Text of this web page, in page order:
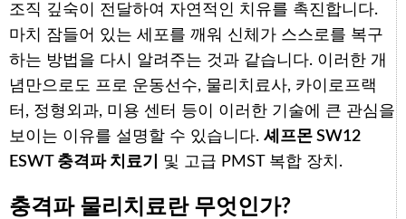
조직 깊숙이 전달하여 자연적인 치유를 촉진합니다.
마치 잠들어 있는 세포를 깨워 신체가 스스로를 복구
하는 방법을 다시 알려주는 것과 같습니다. 이러한 개
념만으로도 프로 운동선수, 물리치료사, 카이로프랙
터, 정형외과, 미용 센터 등이 이러한 기술에 큰 관심을
보이는 이유를 설명할 수 있습니다. 셰프몬 SW12
ESWT 충격파 치료기
및 고급 PMST 복합 장치.
충격파 물리치료란 무엇인가?